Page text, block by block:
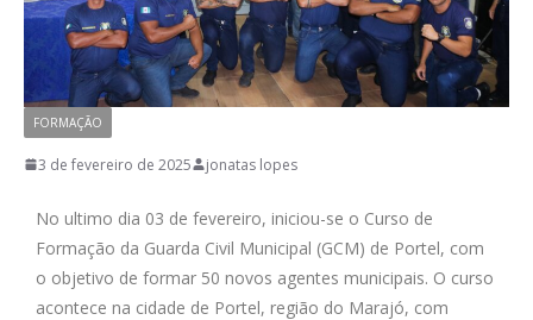
FORMAÇÃO
3 de fevereiro de 2025 jonatas lopes
No ultimo dia 03 de fevereiro, iniciou-se o Curso de
Formação da Guarda Civil Municipal (GCM) de Portel, com
o objetivo de formar 50 novos agentes municipais. O curso
acontece na cidade de Portel, região do Marajó, com